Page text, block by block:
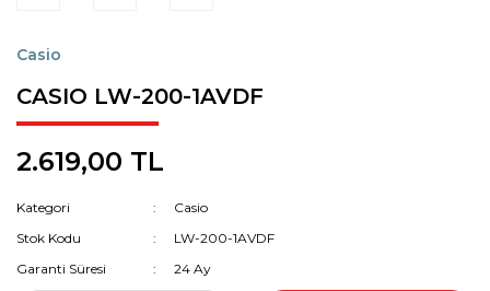
Casio
CASIO LW-200-1AVDF
2.619,00 TL
Kategori
Casio
Stok Kodu
LW-200-1AVDF
Garanti Süresi
24 Ay